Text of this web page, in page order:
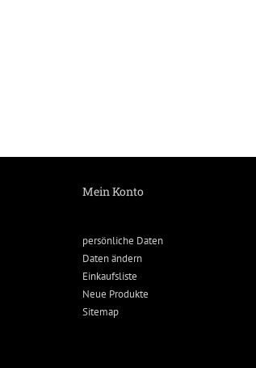
Mein Konto
persönliche Daten
Daten ändern
Einkaufsliste
Neue Produkte
Sitemap